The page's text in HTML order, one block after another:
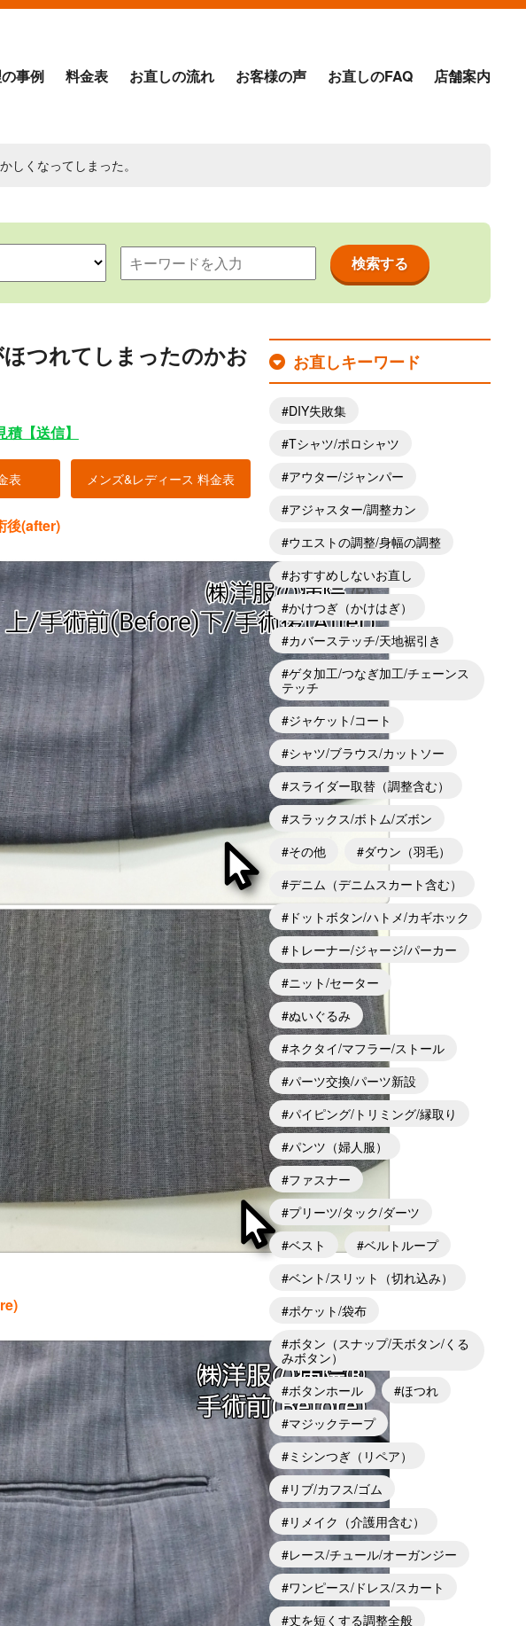
事例 料金表 お直しの流れ お客様の声 お直しのFAQ 店舗案内
しくなってしまった。
つれてしまったのかお
積【送信】
表 メンズ&レディース 料金表
後(after)
お直しキーワード
DIY失敗集
Tシャツ/ポロシャツ
アウター/ジャンパー
アジャスター/調整カン
ウエストの調整/身幅の調整
おすすめしないお直し
かけつぎ（かけはぎ）
カバーステッチ/天地裾引き
ゲタ加工/つなぎ加工/チェーンス
テッチ
ジャケット/コート
シャツ/ブラウス/カットソー
スライダー取替（調整含む）
スラックス/ボトム/ズボン
その他
ダウン（羽毛）
デニム（デニムスカート含む）
ドットボタン/ハトメ/カギホック
トレーナー/ジャージ/パーカー
ニット/セーター
ぬいぐるみ
ネクタイ/マフラー/ストール
パーツ交換/パーツ新設
パイピング/トリミング/縁取り
パンツ（婦人服）
ファスナー
プリーツ/タック/ダーツ
ベスト
ベルトループ
ベント/スリット（切れ込み）
ポケット/袋布
ボタン（スナップ/天ボタン/くる
みボタン）
ボタンホール
ほつれ
マジックテープ
ミシンつぎ（リペア）
リブ/カフス/ゴム
リメイク（介護用含む）
レース/チュール/オーガンジー
ワンピース/ドレス/スカート
丈を短くする調整全般